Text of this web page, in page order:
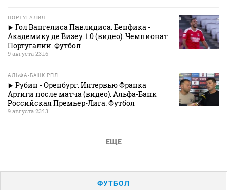
ПОРТУГАЛИЯ
Гол Вангелиса Павлидиса. Бенфика -
Академику де Визеу. 1:0 (видео). Чемпионат
Португалии. Футбол
9 августа 23:16
АЛЬФА-БАНК РПЛ
Рубин - Оренбург. Интервью Франка
Артиги после матча (видео). Альфа-Банк
Российская Премьер-Лига. Футбол
9 августа 23:13
ЕЩЕ
ФУТБОЛ